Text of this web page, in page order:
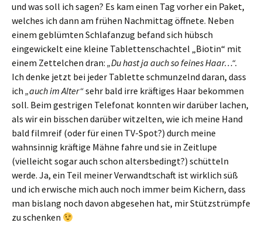
und was soll ich sagen? Es kam einen Tag vorher ein Paket,
welches ich dann am frühen Nachmittag öffnete. Neben
einem geblümten Schlafanzug befand sich hübsch
eingewickelt eine kleine Tablettenschachtel „Biotin“ mit
einem Zettelchen dran: „Du hast ja auch so feines Haar…“.
Ich denke jetzt bei jeder Tablette schmunzelnd daran, dass
ich „auch im Alter“sehr bald irre kräftiges Haar bekommen
soll. Beim gestrigen Telefonat konnten wir darüber lachen,
als wir ein bisschen darüber witzelten, wie ich meine Hand
bald filmreif (oder für einen TV-Spot?) durch meine
wahnsinnig kräftige Mähne fahre und sie in Zeitlupe
(vielleicht sogar auch schon altersbedingt?) schütteln
werde. Ja, ein Teil meiner Verwandtschaft ist wirklich süß
und ich erwische mich auch noch immer beim Kichern, dass
man bislang noch davon abgesehen hat, mir Stützstrümpfe
zu schenken